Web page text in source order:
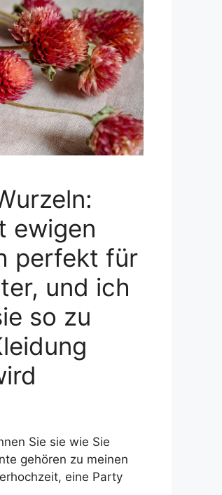
ewigen
perfekt für
und ich
so zu
Sie sie wie Sie
gehören zu meinen
eine Party